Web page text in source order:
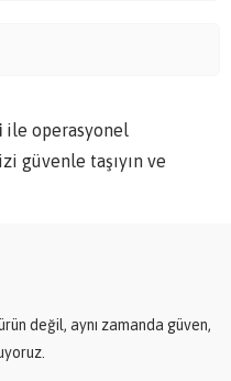
ile operasyonel
güvenle taşıyın ve
değil, aynı zamanda güven,